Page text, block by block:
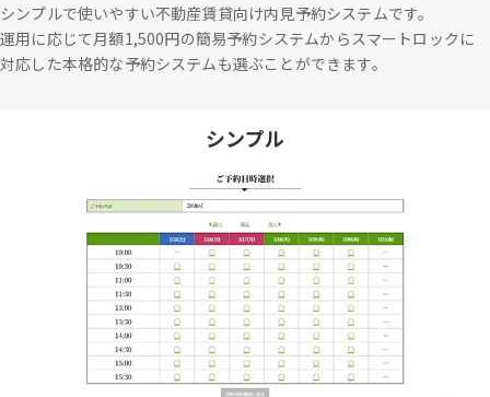
シンプルで使いやすい不動産賃貸向け内見予約システムです。
運用に応じて月額1,500円の簡易予約システムからスマートロックに
対応した本格的な予約システムも選ぶことができます。
シンプル